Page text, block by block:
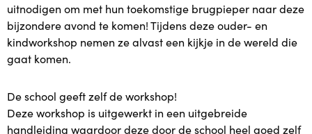
Ons aanbod
Dikkertje Dap Kinderopvang Plus
Plus in het kwadraat
uitnodigen om met hun toekomstige brugpieper naar deze
bijzondere avond te komen! Tijdens deze ouder- en
kindworkshop nemen ze alvast een kijkje in de wereld die
gaat komen.
De school geeft zelf de workshop!
Deze workshop is uitgewerkt in een uitgebreide
handleiding waardoor deze door de school heel goed zelf